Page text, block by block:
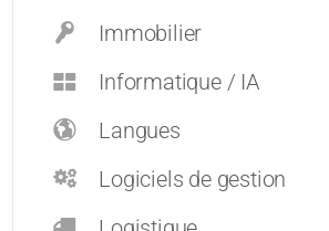
Immobilier
Informatique / IA
Langues
Logiciels de gestion